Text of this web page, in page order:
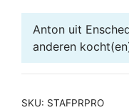
Anton uit
anderen
SKU: STAFPRPRO